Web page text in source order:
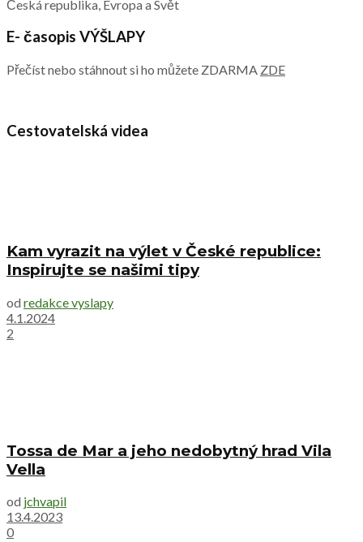
Česká republika, Evropa a Svět
E- časopis VÝŠLAPY
Přečíst nebo stáhnout si ho můžete ZDARMA ZDE
Cestovatelská videa
Kam vyrazit na výlet v České republice:
Inspirujte se našimi tipy
od redakce vyslapy
4.1.2024
2
Tossa de Mar a jeho nedobytný hrad Vila
Vella
od jchvapil
13.4.2023
0